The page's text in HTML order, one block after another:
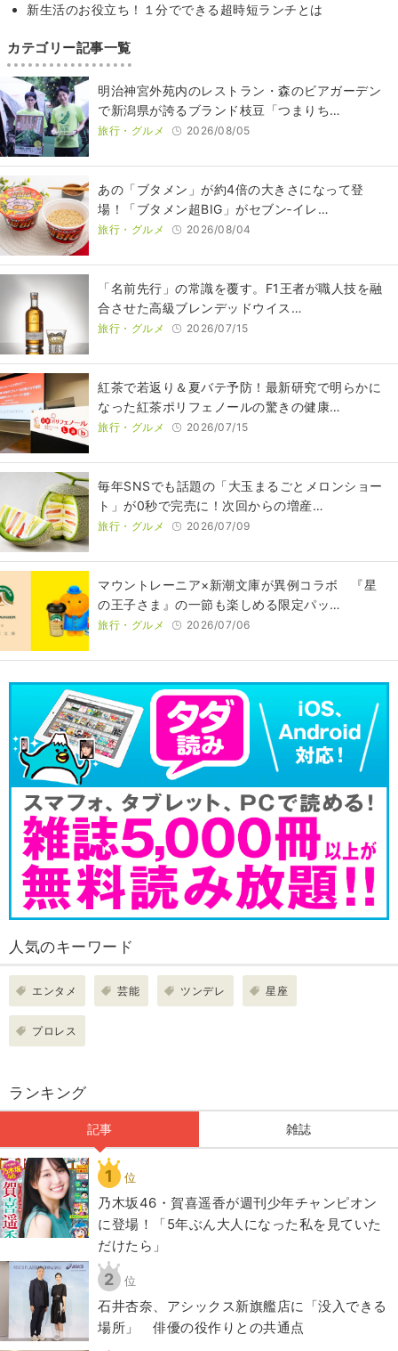
新生活のお役立ち！１分でできる超時短ランチとは
カテゴリー記事一覧
明治神宮外苑内のレストラン・森のビアガーデン
で新潟県が誇るブランド枝豆「つまりち…
旅行・グルメ 2026/08/05
あの「ブタメン」が約4倍の大きさになって登
場！「ブタメン超BIG」がセブン‐イレ…
旅行・グルメ 2026/08/04
​​「名前先行」の常識を覆す。F1王者が職人技を融
合させた高級ブレンデッドウイス…
旅行・グルメ 2026/07/15
紅茶で若返り＆夏バテ予防！最新研究で明らかに
なった紅茶ポリフェノールの驚きの健康…
旅行・グルメ 2026/07/15
毎年SNSでも話題の「大玉まるごとメロンショー
ト」が0秒で完売に！次回からの増産…
旅行・グルメ 2026/07/09
マウントレーニア×新潮文庫が異例コラボ 『星
の王子さま』の一節も楽しめる限定パッ…
旅行・グルメ 2026/07/06
人気のキーワード
エンタメ 芸能 ツンデレ 星座
プロレス
ランキング
記事 雑誌
1 位
乃木坂46・賀喜遥香が週刊少年チャンピオン
に登場！「5年ぶん大人になった私を見ていた
だけたら」
2 位
石井杏奈、アシックス新旗艦店に「没入できる
場所」 俳優の役作りとの共通点